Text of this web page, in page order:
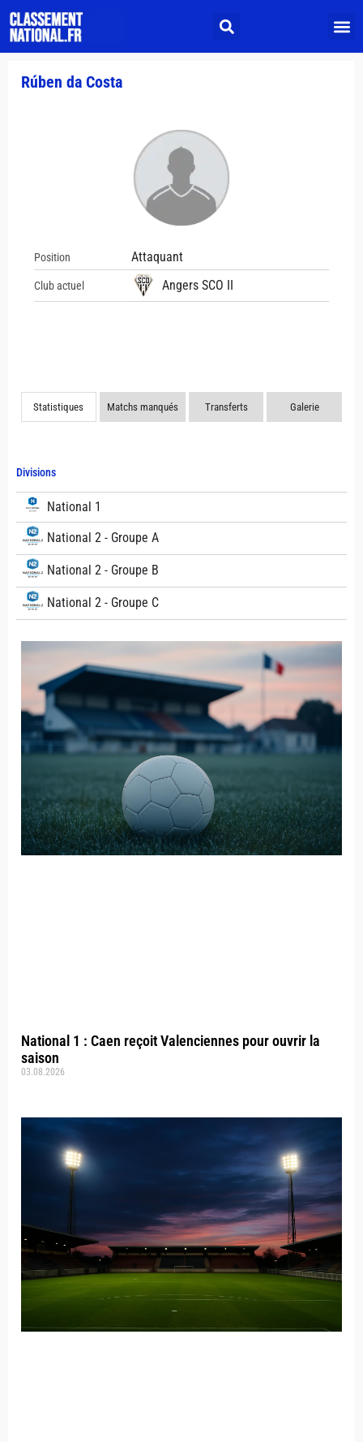
Divisions
National 1
National 2 - Groupe A
National 2 - Groupe B
National 2 - Groupe C
National 1 : Caen reçoit Valenciennes pour ouvrir la
saison
03.08.2026
Rúben da Costa
Position Attaquant
Club actuel Angers SCO II
Statistiques Matchs manqués Transferts Galerie